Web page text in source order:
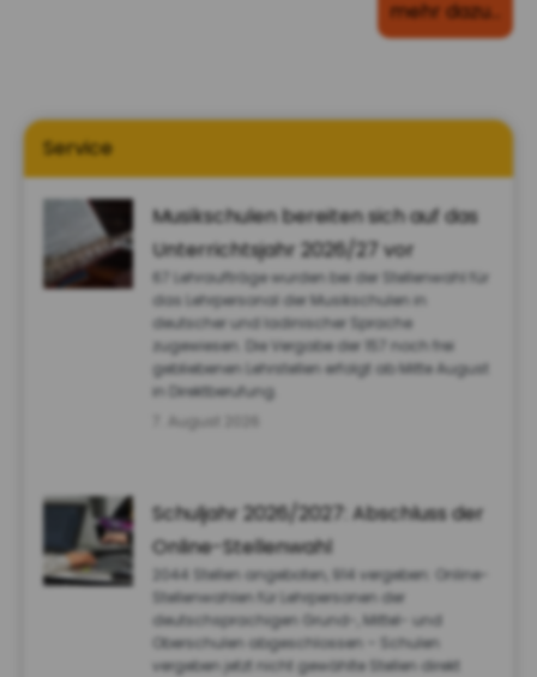
mehr dazu…
Service
Musikschulen bereiten sich auf das
Unterrichtsjahr 2026/27 vor
67 Lehraufträge wurden bei der Stellenwahl für
das Lehrpersonal der Musikschulen in
deutscher und ladinischer Sprache
zugewiesen. Die Vergabe der 157 noch frei
gebliebenen Lehrstellen erfolgt ab Mitte August
in Direktberufung.
7. August 2026
Schuljahr 2026/2027: Abschluss der
Online-Stellenwahl
2044 Stellen angeboten, 914 vergeben: Online-
Stellenwahlen für Lehrpersonen der
deutschsprachigen Grund-, Mittel- und
Oberschulen abgeschlossen – Schulen
vergeben jetzt nicht gewählte Stellen direkt